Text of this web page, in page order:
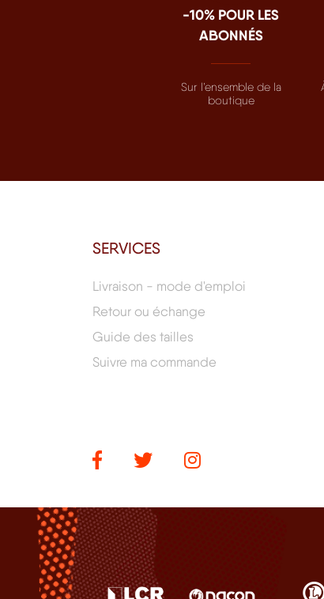
-10% POUR LES
ABONNÉS
Sur l’ensemble de la
boutique
SERVICES
Livraison - mode d'emploi
Retour ou échange
Guide des tailles
Suivre ma commande